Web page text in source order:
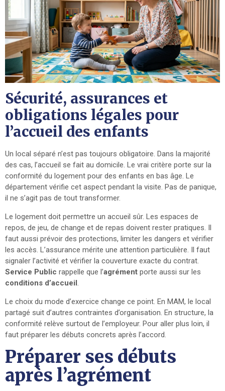
Sécurité, assurances et
obligations légales pour
l’accueil des enfants
Un local séparé n’est pas toujours obligatoire. Dans la majorité
des cas, l’accueil se fait au domicile. Le vrai critère porte sur la
conformité du logement pour des enfants en bas âge. Le
département vérifie cet aspect pendant la visite. Pas de panique,
il ne s’agit pas de tout transformer.
Le logement doit permettre un accueil sûr. Les espaces de
repos, de jeu, de change et de repas doivent rester pratiques. Il
faut aussi prévoir des protections, limiter les dangers et vérifier
les accès. L’assurance mérite une attention particulière. Il faut
signaler l’activité et vérifier la couverture exacte du contrat.
Service Public rappelle que l’agrément porte aussi sur les
conditions d’accueil
Le choix du mode d’exercice change ce point. En MAM, le local
partagé suit d’autres contraintes d’organisation. En structure, la
conformité relève surtout de l’employeur. Pour aller plus loin, il
faut préparer les débuts concrets après l’accord.
Préparer ses débuts
après l’agrément